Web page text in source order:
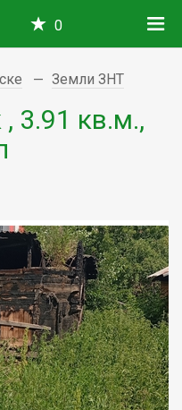
0
Земли ЗНТ
3.91 кв.м.,